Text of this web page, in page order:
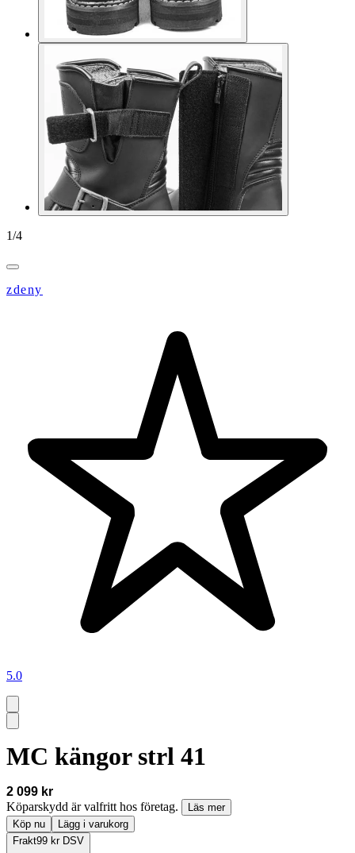
1/4
zdeny
5.0
MC kängor strl 41
2 099 kr
Köparskydd är valfritt hos företag.
Läs mer
Köp nu
Lägg i varukorg
Frakt99 kr DSV